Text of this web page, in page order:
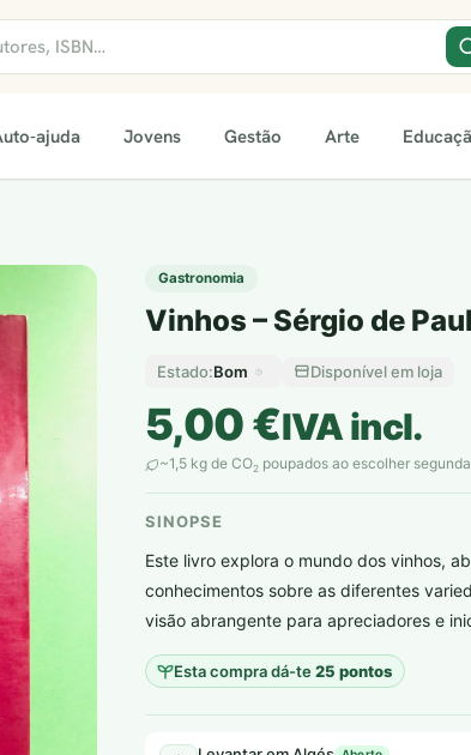
ajuda Jovens Gestão Arte
Gastronomia
Vinhos – Sérgio de
Estado:Bom Disponível em loja
5,00€IVA incl.
~1,5 kg de CO2 poupados ao escolher
SINOPSE
Este livro explora o mundo dos vinhos,
conhecimentos sobre as diferentes
visão abrangente para apreciadores e
Esta compra dá-te25 pontos
plantar árvores reais